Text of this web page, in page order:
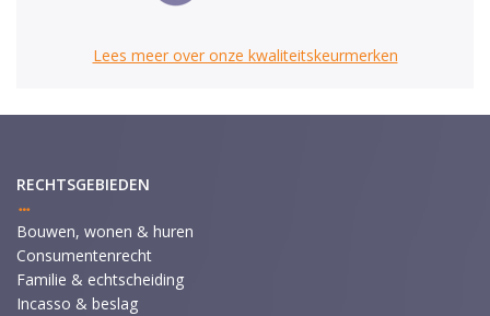
Lees meer over onze kwaliteitskeurmerken
RECHTSGEBIEDEN
Bouwen, wonen & huren
Consumentenrecht
Familie & echtscheiding
Incasso & beslag